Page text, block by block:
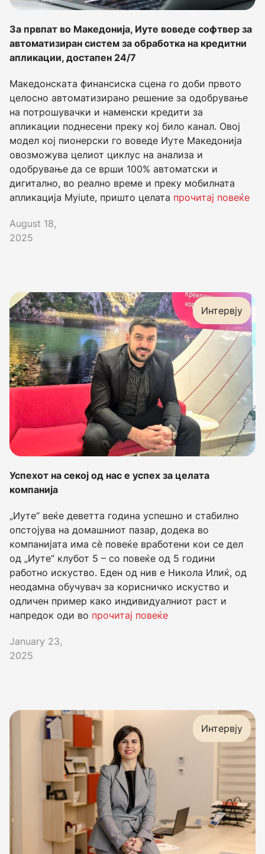
За првпат во Македонија, Иуте воведе софтвер за
автоматизиран систем за обработка на кредитни
апликации, достапен 24/7
Македонскaта финансиска сцена го доби првото
целосно автоматизирано решение за одобрување
на потрошувачки и наменски кредити за
апликации поднесени преку кој било канал. Овој
модел кој пионерски го воведе Иуте Македонија
овозможува целиот циклус на анализа и
одобрување да се врши 100% автоматски и
дигитално, во реално време и преку мобилната
апликација Myiute, пришто целата прочитај повеќе
August 18,
2025
Успехот на секој од нас е успех за целата
компанија
„Иуте“ веќе деветта година успешно и стабилно
опстојува на домашниот пазар, додека во
компанијата има сѐ повеќе вработени кои се дел
од „Иуте“ клубот 5 – со повеќе од 5 години
работно искуство. Еден од нив е Никола Илиќ, од
неодамна обучувач за корисничко искуство и
одличен пример како индивидуалниот раст и
напредок оди во прочитај повеќе
January 23,
2025
Интервју
Интервју